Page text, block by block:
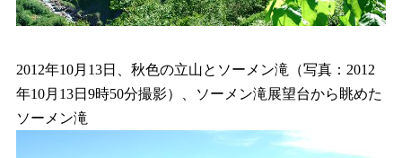
2012年10月13日、秋色の立山とソーメン滝（写真：2012
年10月13日9時50分撮影）、ソーメン滝展望台から眺めた
ソーメン滝